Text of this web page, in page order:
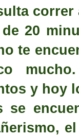
20
te
y hoy